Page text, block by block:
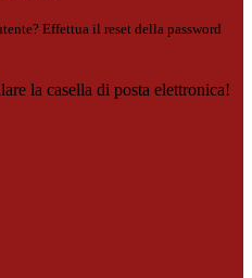
Effettua il reset della password
la casella di posta elettronica!